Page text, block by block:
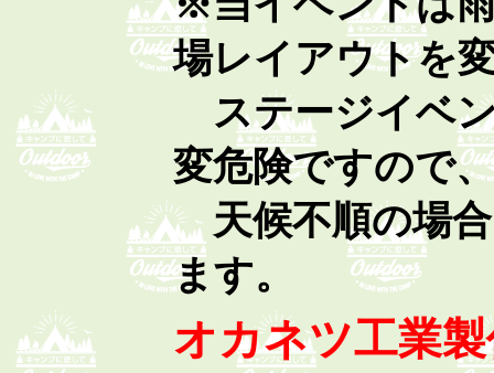
場レイアウトを
ステージイベ
変危険ですので
天候不順の場合
ます。
オカネツ工業